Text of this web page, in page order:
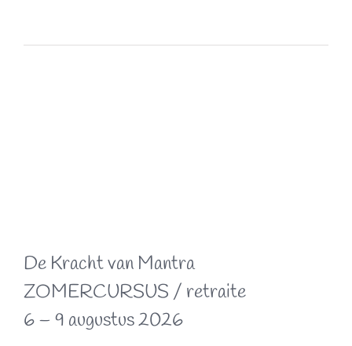
De Kracht van Mantra
ZOMERCURSUS / retraite
6 – 9 augustus 2026